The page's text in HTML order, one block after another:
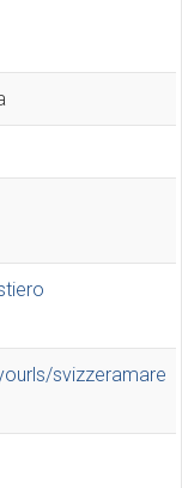
svizzeramare